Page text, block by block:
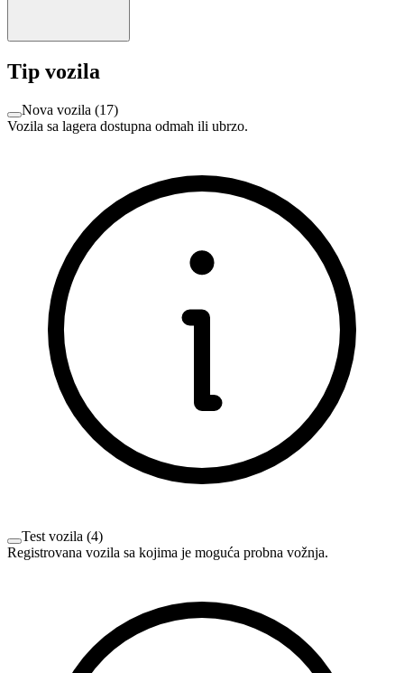
Tip vozila
Nova vozila (17)
Vozila sa lagera dostupna odmah ili ubrzo.
Test vozila (4)
Registrovana vozila sa kojima je moguća probna vožnja.